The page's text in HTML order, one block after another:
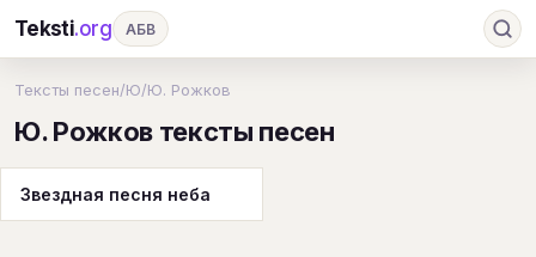
Teksti.org АБВ
И К Л М Н О
Т У Ф Х Ц
Я En A B C
Тексты песен/Ю/Ю. Рожков
Ю. Рожков тексты песен
Звездная песня неба